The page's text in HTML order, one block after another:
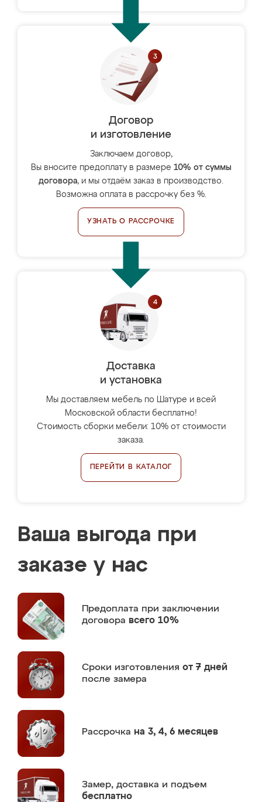
Договор
и изготовление
Заключаем договор,
Вы вносите предоплату в размере 10% от суммы
договора, и мы отдаём заказ в производство.
Возможна оплата в рассрочку без %.
УЗНАТЬ О РАССРОЧКЕ
Доставка
и установка
Мы доставляем мебель по Шатуре и всей
Московской области бесплатно!
Стоимость сборки мебели: 10% от стоимости
заказа.
ПЕРЕЙТИ В КАТАЛОГ
Ваша выгода при
заказе у нас
Предоплата при заключении
договора всего 10%
Сроки изготовления от 7 дней
после замера
Рассрочка на 3, 4, 6 месяцев
Замер, доставка и подъем
бесплатно